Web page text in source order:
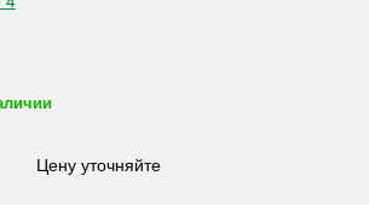
Цену уточняйте